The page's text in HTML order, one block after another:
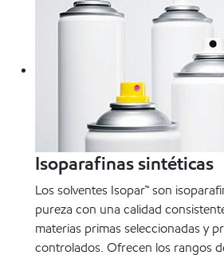
Isoparafinas sintéticas
Los solventes Isopar™ son
pureza con una calidad
materias primas seleccionadas y
controlados. Ofrecen los rangos